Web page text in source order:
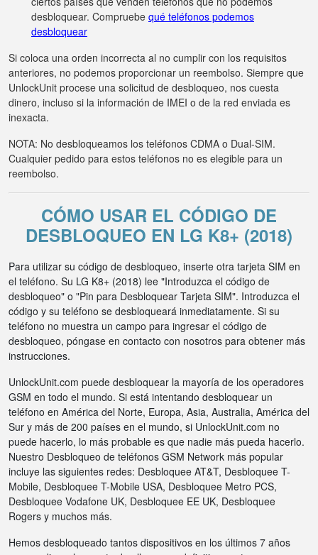
desbloquear. Compruebe qué teléfonos podemos
desbloquear
Si coloca una orden incorrecta al no cumplir con los requisitos
anteriores, no podemos proporcionar un reembolso. Siempre que
UnlockUnit procese una solicitud de desbloqueo, nos cuesta
dinero, incluso si la información de IMEI o de la red enviada es
inexacta.
NOTA: No desbloqueamos los teléfonos CDMA o Dual-SIM.
Cualquier pedido para estos teléfonos no es elegible para un
reembolso.
CÓMO USAR EL CÓDIGO DE
DESBLOQUEO EN LG K8+ (2018)
Para utilizar su código de desbloqueo, inserte otra tarjeta SIM en
el teléfono. Su LG K8+ (2018) lee "Introduzca el código de
desbloqueo" o "Pin para Desbloquear Tarjeta SIM". Introduzca el
código y su teléfono se desbloqueará inmediatamente. Si su
teléfono no muestra un campo para ingresar el código de
desbloqueo, póngase en contacto con nosotros para obtener más
instrucciones.
UnlockUnit.com puede desbloquear la mayoría de los operadores
GSM en todo el mundo. Si está intentando desbloquear un
teléfono en América del Norte, Europa, Asia, Australia, América del
Sur y más de 200 países en el mundo, si UnlockUnit.com no
puede hacerlo, lo más probable es que nadie más pueda hacerlo.
Nuestro Desbloqueo de teléfonos GSM Network más popular
incluye las siguientes redes: Desbloquee AT&T, Desbloquee T-
Mobile, Desbloquee T-Mobile USA, Desbloquee Metro PCS,
Desbloquee Vodafone UK, Desbloquee EE UK, Desbloquee
Rogers y muchos más.
Hemos desbloqueado tantos dispositivos en los últimos 7 años